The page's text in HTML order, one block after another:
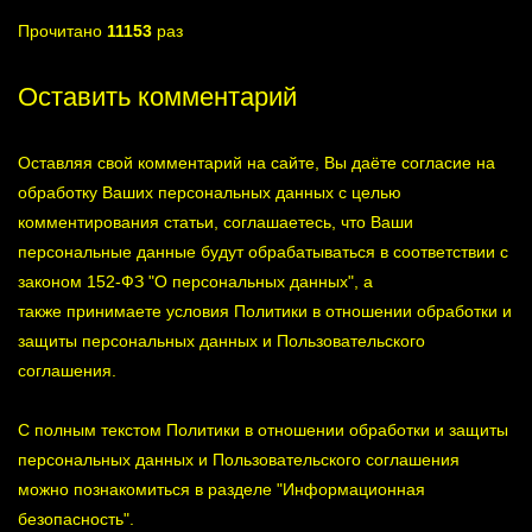
Прочитано 11153 раз
Оставить комментарий
Оставляя свой комментарий на сайте, Вы даёте согласие на
обработку Ваших персональных данных с целью
комментирования статьи, соглашаетесь, что Ваши
персональные данные будут обрабатываться в соответствии с
законом 152-ФЗ "О персональных данных", а
также принимаете условия Политики в отношении обработки и
защиты персональных данных и Пользовательского
соглашения.
С полным текстом Политики в отношении обработки и защиты
персональных данных и Пользовательского соглашения
можно познакомиться в разделе "Информационная
безопасность".